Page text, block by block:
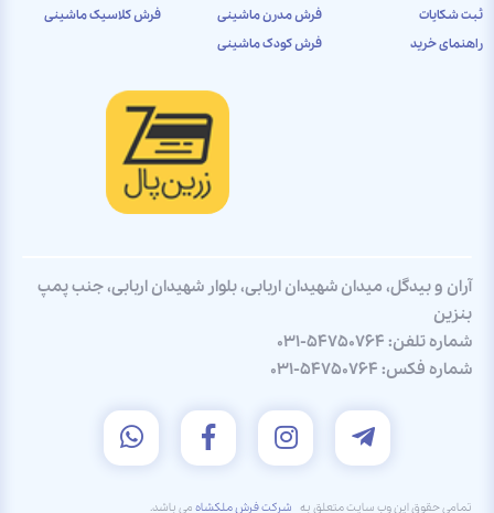
ثبت شکایات
راهنمای خرید
فرش مدرن ماشینی
فرش کودک ماشینی
فرش کلاسیک ماشینی
آران و بیدگل، میدان شهیدان اربابی، بلوار شهیدان اربابی، جنب پمپ
بنزین
شماره تلفن: 031-54750764
شماره فکس: 031-54750764
تمامی حقوق این وب سایت متعلق به شرکت فرش ملکشاه می باشد.